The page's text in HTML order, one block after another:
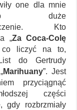
one dla mnie
duże
Kto
„Za Coca-Colę
liczyć na to,
do Gertrudy
Marihuany”. Jest
przyciągnąć
części
gdy rozbrzmiały